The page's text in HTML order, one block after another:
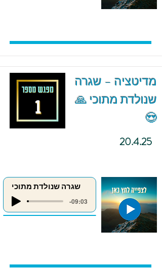
מדיטציה – שגרה
שנולדת מתוכי 🙏
😍
20.4.25
שגרה שנולדת מתוכי
-09:03